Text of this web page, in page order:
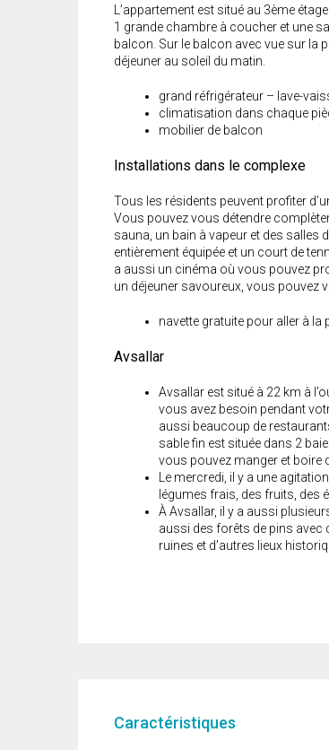
L’appartement est situé au 3ème
1 grande chambre à coucher et une
balcon. Sur le balcon avec vue sur la
déjeuner au soleil du matin.
grand réfrigérateur – lave-
climatisation dans chaque
mobilier de balcon
Installations dans le complexe
Tous les résidents peuvent profiter
Vous pouvez vous détendre
sauna, un bain à vapeur et des salles
entièrement équipée et un court de
a aussi un cinéma où vous pouvez
un déjeuner savoureux, vous pouvez
navette gratuite pour aller à la
Avsallar
Avsallar est situé à 22 km à
vous avez besoin pendant
aussi beaucoup de
sable fin est située dans 2
vous pouvez manger et boire
Le mercredi, il y a une
légumes frais, des fruits, des
À Avsallar, il y a aussi
aussi des forêts de pins avec
ruines et d’autres lieux
Caractéristiques